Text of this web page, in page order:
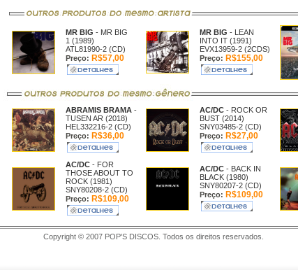
MR BIG - MR BIG
1 (1989)
ATL81990-2 (CD)
Preço: R$57,00
MR BIG - LEAN
INTO IT (1991)
EVX13959-2 (2CDS)
Preço: R$155,00
ABRAMIS BRAMA -
TUSEN AR (2018)
HEL332216-2 (CD)
Preço: R$36,00
AC/DC - ROCK OR
BUST (2014)
SNY03485-2 (CD)
Preço: R$27,00
AC/DC - FOR
THOSE ABOUT TO
ROCK (1981)
SNY80208-2 (CD)
Preço: R$109,00
AC/DC - BACK IN
BLACK (1980)
SNY80207-2 (CD)
Preço: R$109,00
Copyright © 2007 POP'S DISCOS. Todos os direitos reservados.